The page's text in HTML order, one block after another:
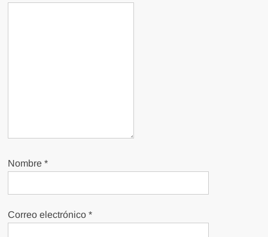
Nombre*
Correo electrónico*